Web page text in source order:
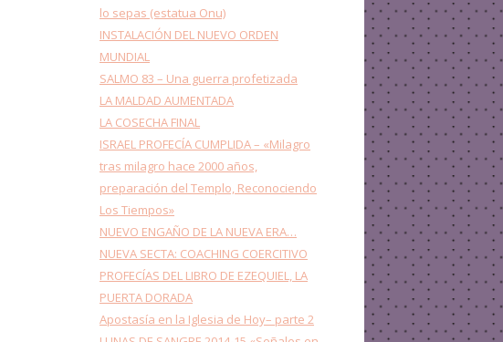
lo sepas (estatua Onu)
INSTALACIÓN DEL NUEVO ORDEN
MUNDIAL
SALMO 83 – Una guerra profetizada
LA MALDAD AUMENTADA
LA COSECHA FINAL
ISRAEL PROFECÍA CUMPLIDA – «Milagro
tras milagro hace 2000 años,
preparación del Templo, Reconociendo
Los Tiempos»
NUEVO ENGAÑO DE LA NUEVA ERA…
NUEVA SECTA: COACHING COERCITIVO
PROFECÍAS DEL LIBRO DE EZEQUIEL, LA
PUERTA DORADA
Apostasía en la Iglesia de Hoy– parte 2